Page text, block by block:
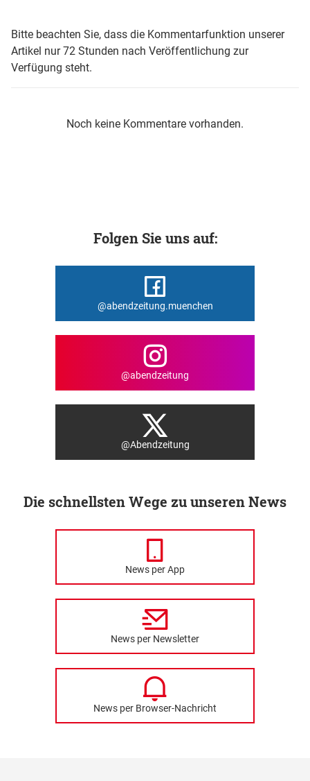
Bitte beachten Sie, dass die Kommentarfunktion unserer
Artikel nur 72 Stunden nach Veröffentlichung zur
Verfügung steht.
Noch keine Kommentare vorhanden.
Folgen Sie uns auf:
@abendzeitung.muenchen
@abendzeitung
@Abendzeitung
Die schnellsten Wege zu unseren News
News per App
News per Newsletter
News per Browser-Nachricht